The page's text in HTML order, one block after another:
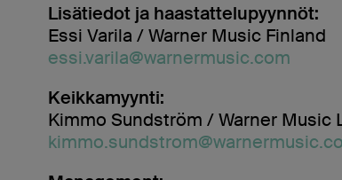
Lisätiedot ja haastattelupyynnöt:
Essi Varila / Warner Music Finland
essi.varila@warnermusic.com
Keikkamyynti:
Kimmo Sundström / Warner Music